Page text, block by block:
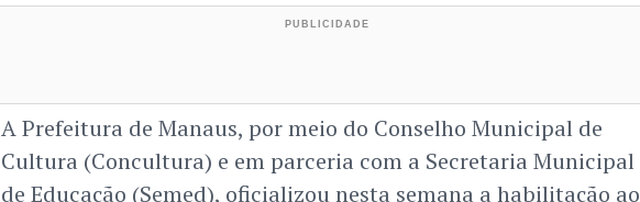
A Prefeitura de Manaus, por meio do Conselho Municipal de
Cultura (Concultura) e em parceria com a Secretaria Municipal
de Educação (Semed), oficializou nesta semana a habilitação ao